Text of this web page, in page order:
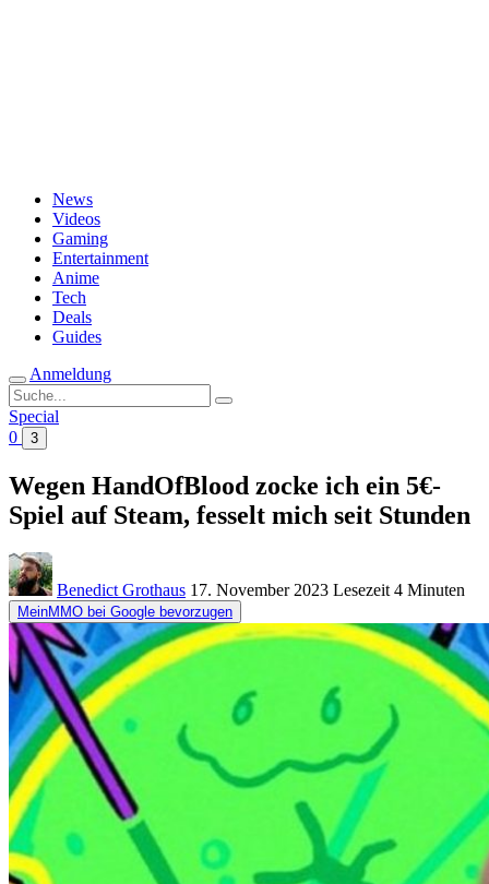
News
Videos
Gaming
Entertainment
Anime
Tech
Deals
Guides
Anmeldung
Suche
nach:
Special
0
3
Wegen HandOfBlood zocke ich ein 5€-
Spiel auf Steam, fesselt mich seit Stunden
Benedict Grothaus 17. November 2023 Lesezeit 4 Minuten
MeinMMO bei Google bevorzugen